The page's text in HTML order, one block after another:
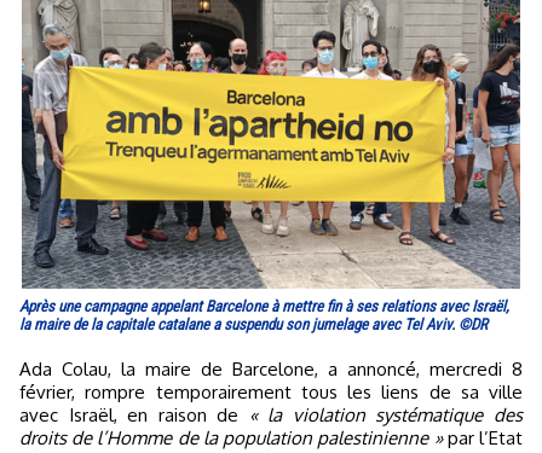
Après une campagne appelant Barcelone à mettre fin à ses relations avec Israël,
la maire de la capitale catalane a suspendu son jumelage avec Tel Aviv. ©DR
Ada Colau, la maire de Barcelone, a annoncé, mercredi 8
février, rompre temporairement tous les liens de sa ville
avec Israël, en raison de
« la violation systématique des
droits de l’Homme de la population palestinienne »par l’Etat